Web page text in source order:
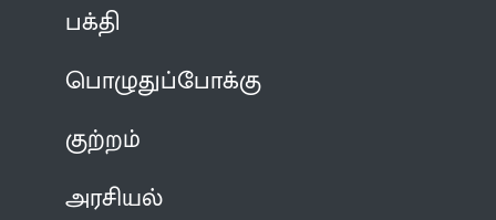
பக்தி
பொழுதுப்போக்கு
குற்றம்
அரசியல்